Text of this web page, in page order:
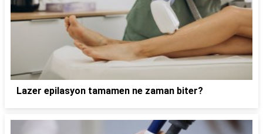
Lazer epilasyon tamamen ne zaman biter?